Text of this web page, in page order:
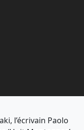
l’écrivain Paolo